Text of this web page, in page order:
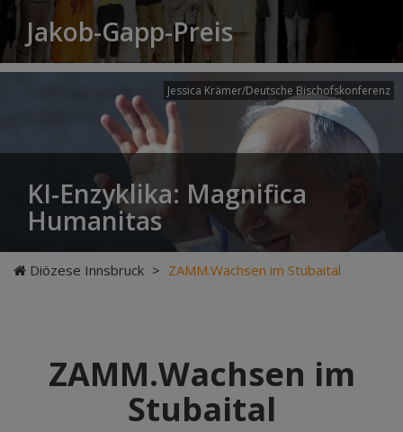
Jakob-Gapp-Preis
Jessica Krämer/Deutsche Bischofskonferenz
KI-Enzyklika: Magnifica
Humanitas
Diözese Innsbruck > ZAMM.Wachsen im Stubaital
ZAMM.Wachsen im
Stubaital